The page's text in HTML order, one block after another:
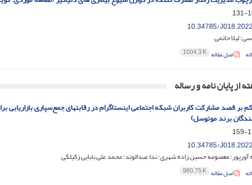
10.34785/
لیلا حاتمی
اصل مقاله 1004.3 K
از پایان نامه و رساله
بر قصد مشارکت کاربران شبکه اجتماعی اینستاگرام در رقابتهای جمع‌سپاری
برند موتوسل)
10.34785/
معصومه حسین زاده شهری؛ ندا عبدالوند؛ محمد علی بابایی زکیلکی
اصل مقاله 980.75 K